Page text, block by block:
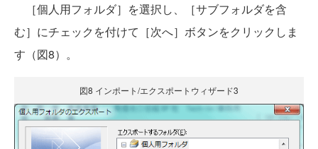
［個人用フォルダ］を選択し、［サブフォルダを含
む］にチェックを付けて［次へ］ボタンをクリックしま
す（図8）。
図8 インポート/エクスポートウィザード3